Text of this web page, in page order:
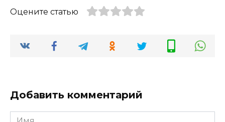
Оцените статью
Добавить комментарий
Имя